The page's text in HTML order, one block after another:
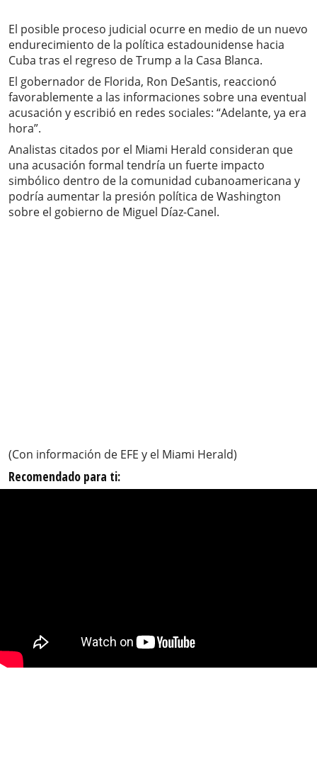
El posible proceso judicial ocurre en medio de un nuevo
endurecimiento de la política estadounidense hacia
Cuba tras el regreso de Trump a la Casa Blanca.
El gobernador de Florida, Ron DeSantis, reaccionó
favorablemente a las informaciones sobre una eventual
acusación y escribió en redes sociales: “Adelante, ya era
hora”.
Analistas citados por el Miami Herald consideran que
una acusación formal tendría un fuerte impacto
simbólico dentro de la comunidad cubanoamericana y
podría aumentar la presión política de Washington
sobre el gobierno de Miguel Díaz-Canel.
(Con información de EFE y el Miami Herald)
Recomendado para ti: